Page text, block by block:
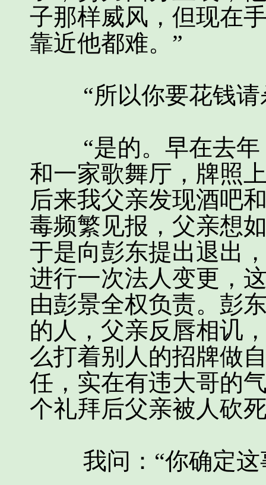
子那样威风，但现在
靠近他都难。”
“所以你要花钱请
“是的。早在去年
和一家歌舞厅，牌照
后来我父亲发现酒吧
毒频繁见报，父亲想
于是向彭东提出退出
进行一次法人变更，
由彭景全权负责。彭
的人，父亲反唇相讥
么打着别人的招牌做
任，实在有违大哥的
个礼拜后父亲被人砍
我问：“你确定这